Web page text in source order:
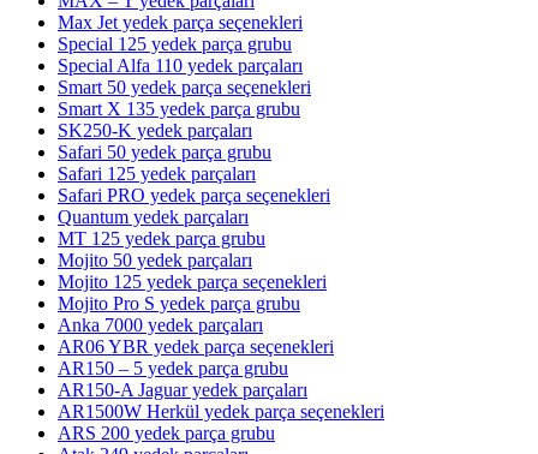
Max Jet yedek parça seçenekleri
Special 125 yedek parça grubu
Special Alfa 110 yedek parçaları
Smart 50 yedek parça seçenekleri
Smart X 135 yedek parça grubu
SK250-K yedek parçaları
Safari 50 yedek parça grubu
Safari 125 yedek parçaları
Safari PRO yedek parça seçenekleri
Quantum yedek parçaları
MT 125 yedek parça grubu
Mojito 50 yedek parçaları
Mojito 125 yedek parça seçenekleri
Mojito Pro S yedek parça grubu
Anka 7000 yedek parçaları
AR06 YBR yedek parça seçenekleri
AR150 – 5 yedek parça grubu
AR150-A Jaguar yedek parçaları
AR1500W Herkül yedek parça seçenekleri
ARS 200 yedek parça grubu